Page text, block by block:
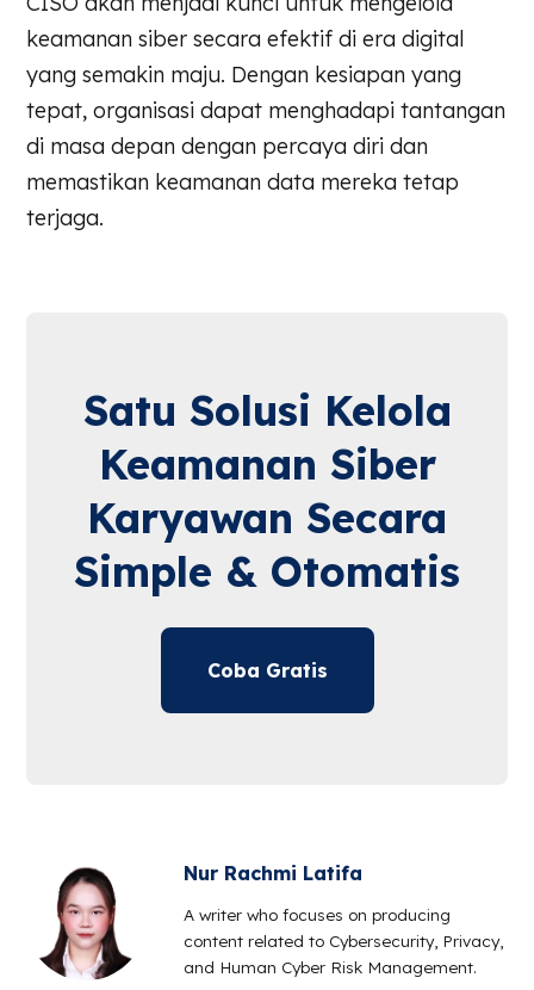
keamanan siber secara efektif di era digital
yang semakin maju. Dengan kesiapan yang
tepat, organisasi dapat menghadapi tantangan
di masa depan dengan percaya diri dan
memastikan keamanan data mereka tetap
terjaga.
Satu Solusi Kelola
Keamanan Siber
Karyawan Secara
Simple & Otomatis
Coba Gratis
Nur Rachmi Latifa
A writer who focuses on producing
content related to Cybersecurity, Privacy,
and Human Cyber Risk Management.